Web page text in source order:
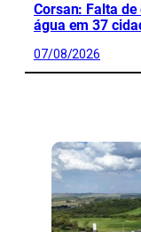
Corsan: Falta
água em 37
07/08/2026